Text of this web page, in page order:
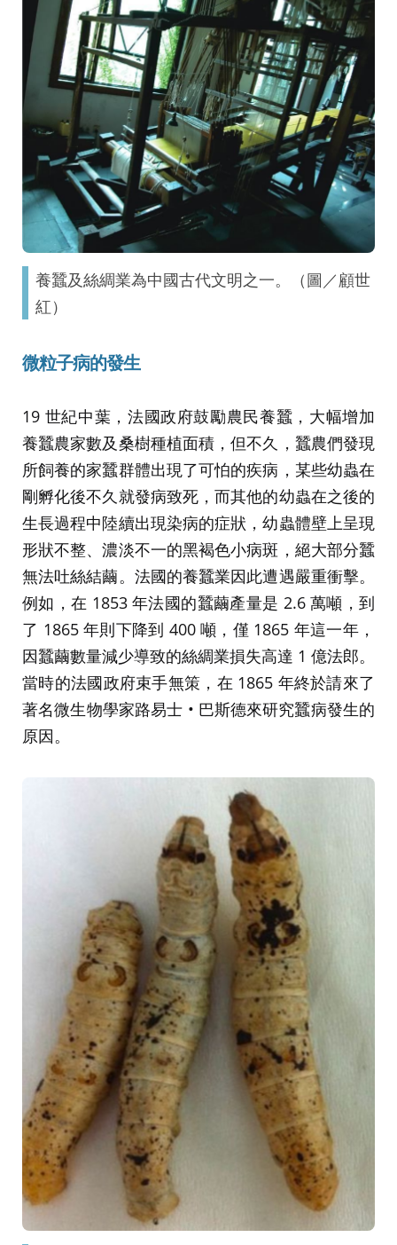
養蠶及絲綢業為中國古代文明之一。（圖／顧世
紅）
微粒子病的發生
19 世紀中葉，法國政府鼓勵農民養蠶，大幅增加
養蠶農家數及桑樹種植面積，但不久，蠶農們發現
所飼養的家蠶群體出現了可怕的疾病，某些幼蟲在
剛孵化後不久就發病致死，而其他的幼蟲在之後的
生長過程中陸續出現染病的症狀，幼蟲體壁上呈現
形狀不整、濃淡不一的黑褐色小病斑，絕大部分蠶
無法吐絲結繭。法國的養蠶業因此遭遇嚴重衝擊。
例如，在 1853 年法國的蠶繭產量是 2.6 萬噸，到
了 1865 年則下降到 400 噸，僅 1865 年這一年，
因蠶繭數量減少導致的絲綢業損失高達 1 億法郎。
當時的法國政府束手無策，在 1865 年終於請來了
著名微生物學家路易士 • 巴斯德來研究蠶病發生的
原因。